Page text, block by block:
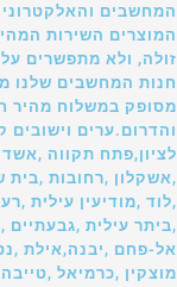
המחשבים
המוצרים השירות
זולה, ולא מתפשרים
חנות המחשבים שלנו
מסופק במשלוח מהיר
והדרום.ערים וישובים
לציון,פתח תקווה
,אשקלון ,רחובות
,לוד ,מודיעין עילית
,ביתר עילית
אל-פחם ,יבנה,אילת
מוצקין ,כרמיאל